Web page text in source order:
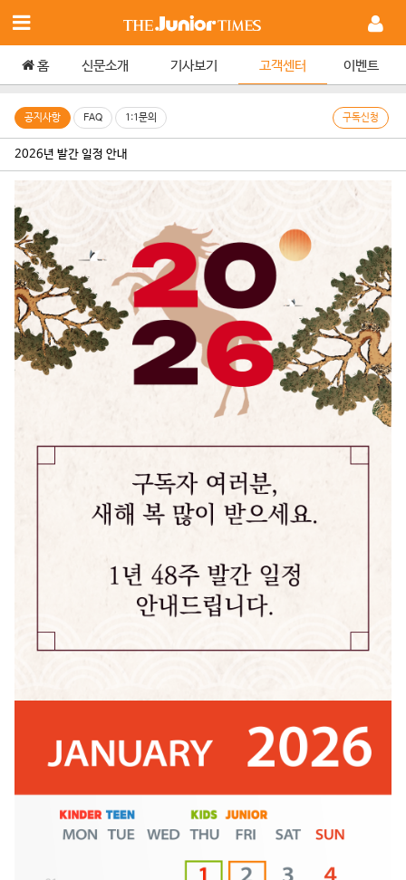
홈 신문소개 기사보기 고객센터 이벤트
공지사항 FAQ 1:1문의 구독신청
2026년 발간 일정 안내